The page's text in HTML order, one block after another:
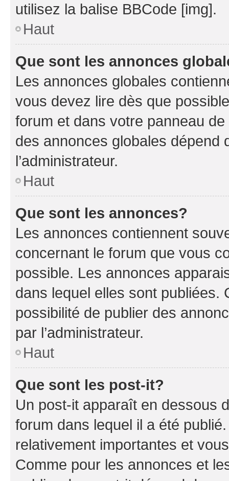
utilisez la balise BBCode [img].
Haut
Que sont les annonces
Les annonces globales
vous devez lire dès que
forum et dans votre panneau
des annonces globales dépend
l’administrateur.
Haut
Que sont les annonces?
Les annonces contiennent
concernant le forum que vous
possible. Les annonces
dans lequel elles sont publiées.
possibilité de publier des
par l’administrateur.
Haut
Que sont les post-it?
Un post-it apparaît en dessous
forum dans lequel il a été
relativement importantes et
Comme pour les annonces et